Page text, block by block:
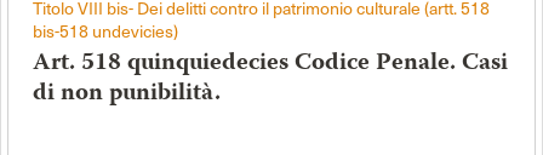
Titolo VIII bis- Dei delitti contro il patrimonio culturale (artt. 518
bis-518 undevicies)
Art. 518 quinquiedecies Codice Penale. Casi
di non punibilità.